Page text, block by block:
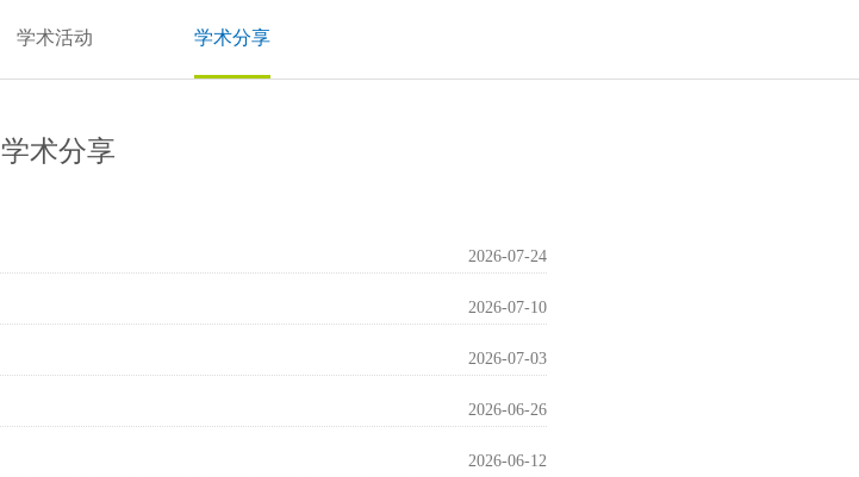
学术活动 学术分享
学术分享
2026-07-24
2026-07-10
2026-07-03
2026-06-26
2026-06-12